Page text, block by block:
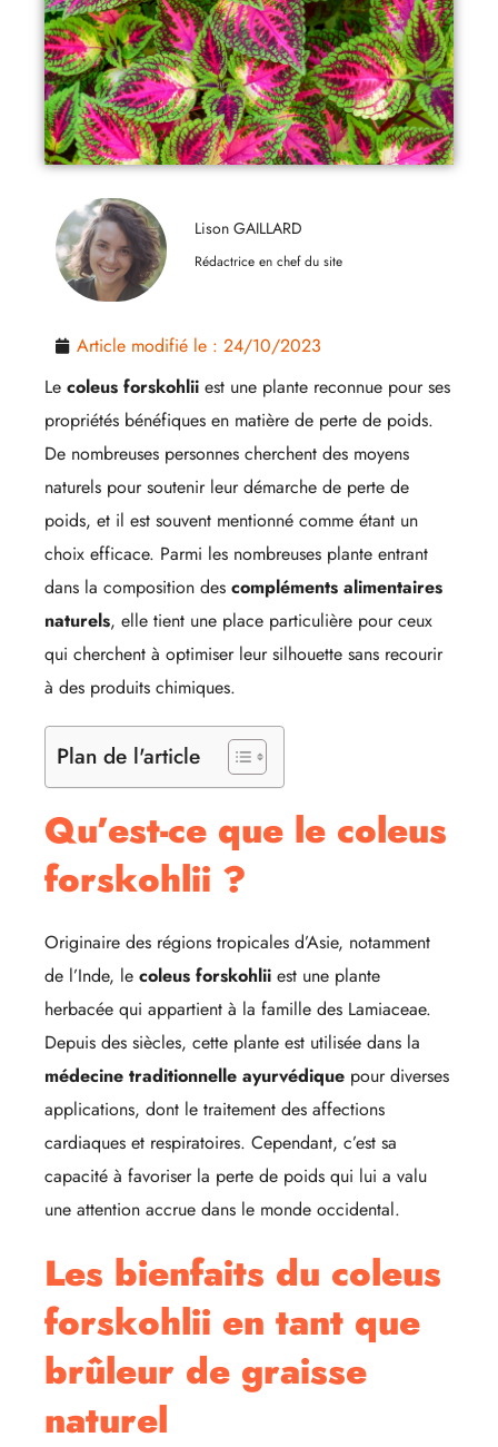
Lison GAILLARD
Rédactrice en chef du site
Article modifié le : 24/10/2023
Le coleus forskohlii est une plante reconnue pour ses
propriétés bénéfiques en matière de perte de poids.
De nombreuses personnes cherchent des moyens
naturels pour soutenir leur démarche de perte de
poids, et il est souvent mentionné comme étant un
choix efficace. Parmi les nombreuses plante entrant
dans la composition des compléments alimentaires
naturels, elle tient une place particulière pour ceux
qui cherchent à optimiser leur silhouette sans recourir
à des produits chimiques.
Plan de l'article
Qu’est-ce que le coleus
forskohlii ?
Originaire des régions tropicales d’Asie, notamment
de l’Inde, le coleus forskohlii est une plante
herbacée qui appartient à la famille des Lamiaceae.
Depuis des siècles, cette plante est utilisée dans la
médecine traditionnelle ayurvédique pour diverses
applications, dont le traitement des affections
cardiaques et respiratoires. Cependant, c’est sa
capacité à favoriser la perte de poids qui lui a valu
une attention accrue dans le monde occidental.
Les bienfaits du coleus
forskohlii en tant que
brûleur de graisse
naturel